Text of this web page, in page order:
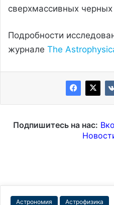
сверхмассивных
Подробности
журнале The
Подпишитесь на нас: